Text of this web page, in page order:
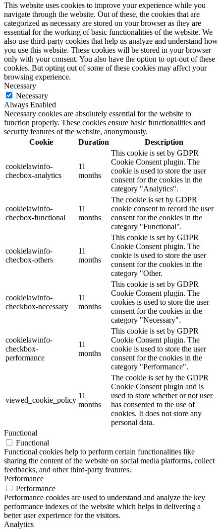
This website uses cookies to improve your experience while you
navigate through the website. Out of these, the cookies that are
categorized as necessary are stored on your browser as they are
essential for the working of basic functionalities of the website. We
also use third-party cookies that help us analyze and understand how
you use this website. These cookies will be stored in your browser
only with your consent. You also have the option to opt-out of these
cookies. But opting out of some of these cookies may affect your
browsing experience.
Necessary
Necessary
Always Enabled
Necessary cookies are absolutely essential for the website to
function properly. These cookies ensure basic functionalities and
security features of the website, anonymously.
Cookie
Duration Description
cookielawinfo-
checbox-analytics
11
months
This cookie is set by GDPR
Cookie Consent plugin. The
cookie is used to store the user
consent for the cookies in the
category "Analytics".
cookielawinfo-
checbox-functional
11
months
The cookie is set by GDPR
cookie consent to record the user
consent for the cookies in the
category "Functional".
cookielawinfo-
checbox-others
11
months
This cookie is set by GDPR
Cookie Consent plugin. The
cookie is used to store the user
consent for the cookies in the
category "Other.
cookielawinfo-
checkbox-necessary
11
months
This cookie is set by GDPR
Cookie Consent plugin. The
cookies is used to store the user
consent for the cookies in the
category "Necessary".
cookielawinfo-
checkbox-
performance
11
months
This cookie is set by GDPR
Cookie Consent plugin. The
cookie is used to store the user
consent for the cookies in the
category "Performance".
viewed_cookie_policy
11
months
The cookie is set by the GDPR
Cookie Consent plugin and is
used to store whether or not user
has consented to the use of
cookies. It does not store any
personal data.
Functional
Functional
Functional cookies help to perform certain functionalities like
sharing the content of the website on social media platforms, collect
feedbacks, and other third-party features.
Performance
Performance
Performance cookies are used to understand and analyze the key
performance indexes of the website which helps in delivering a
better user experience for the visitors.
Analytics